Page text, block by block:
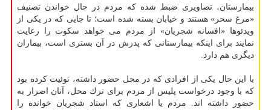
بیمارستان، تصاویری ضبط شده كه مردم در حال خواندن تصنیف
«مرغ سحر» هستند و خیابان بسته شده است؛ تا جایی كه در یكی از
ویدئوها «افسانه شجریان» از مردم می خواهد سكوت را رعایت
نمایند برای اینكه بیمارستانی كه پدرش در آن بستری است، بیماران
دیگری هم دارد.
با این حال یكی از افرادی كه در محل حضور داشته، توئیت كرده بود
كه با وجود درخواست پلیس از مردم برای ترك محل، آنان اصرار به
حضور داشته اند. مردم یا اشعاری كه استاد شجریان خوانده را